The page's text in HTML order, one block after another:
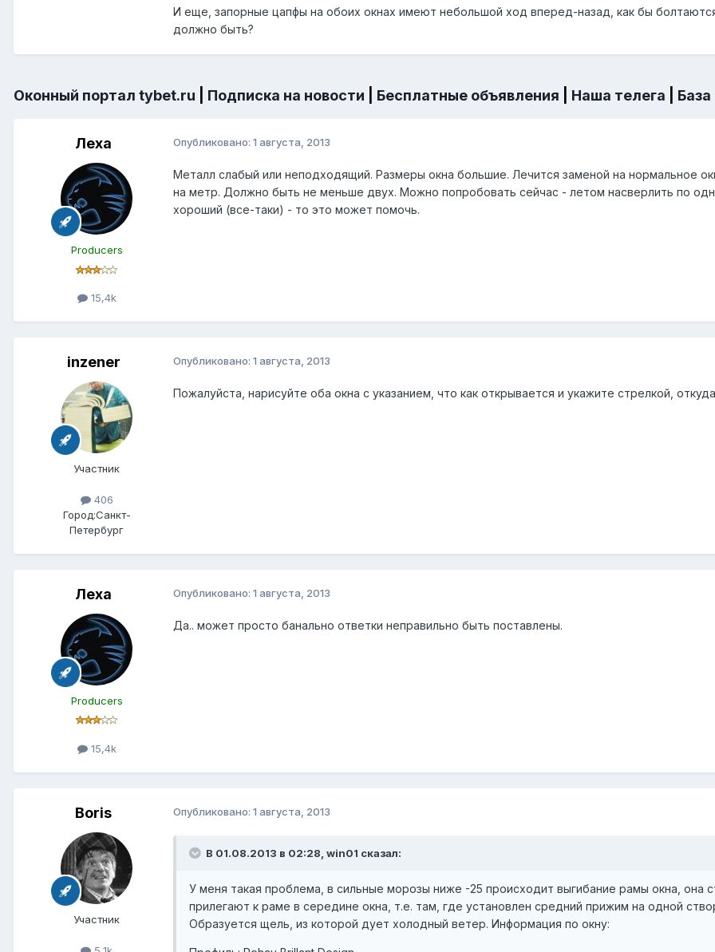
И еще, запорные цапфы на обоих окнах имеют небольшой ход вперед-назад, как бы
должно быть?
Оконный портал tybet.ru Подписка на новости Бесплатные объявления Наша телега
Леха
Producers
15,4k
Опубликовано: 1 августа, 2013
Металл слабый или неподходящий. Размеры окна большие. Лечится заменой на нормальное
на метр. Должно быть не меньше двух. Можно попробовать сейчас - летом насверлить по
хороший (все-таки) - то это может помочь.
inzener
Участник
406
Город:Санкт-
Петербург
Опубликовано: 1 августа, 2013
Пожалуйста, нарисуйте оба окна с указанием, что как открывается и укажите стрелкой,
Леха
Producers
15,4k
Опубликовано: 1 августа, 2013
Да.. может просто банально ответки неправильно быть поставлены.
Boris
Участник
Опубликовано: 1 августа, 2013
В 01.08.2013 в 02:28, win01 сказал:
У меня такая проблема, в сильные морозы ниже -25 происходит выгибание рамы окна, она
прилегают к раме в середине окна, т.е. там, где установлен средний прижим на одной
Образуется щель, из которой дует холодный ветер. Информация по окну: